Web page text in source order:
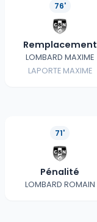
76'
Remplacement
LOMBARD MAXIME
LAPORTE MAXIME
71'
Pénalité
LOMBARD ROMAIN